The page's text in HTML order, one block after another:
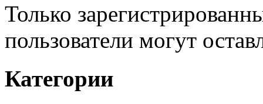
Только
пользователи могут
Категории